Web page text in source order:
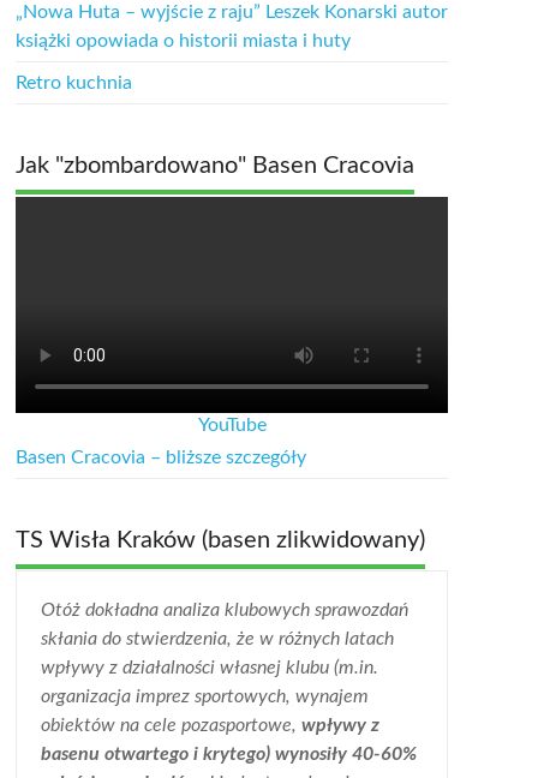
„Nowa Huta – wyjście z raju” Leszek Konarski autor
książki opowiada o historii miasta i huty
Retro kuchnia
Jak "zbombardowano" Basen Cracovia
YouTube
Basen Cracovia – bliższe szczegóły
TS Wisła Kraków (basen zlikwidowany)
Otóż dokładna analiza klubowych sprawozdań
skłania do stwierdzenia, że w różnych latach
wpływy z działalności własnej klubu (m.in.
organizacja imprez sportowych, wynajem
obiektów na cele pozasportowe,wpływy z
basenu otwartego i krytego) wynosiły 40-60%